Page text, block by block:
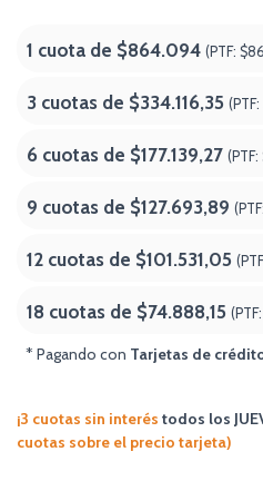
1 cuota de $864.094 (PTF:
3 cuotas de $334.116,35 (PTF:
6 cuotas de $177.139,27 (PTF:
9 cuotas de $127.693,89 (PTF:
12 cuotas de $101.531,05
18 cuotas de $74.888,15 (PTF:
* Pagando con Tarjetas de
¡3 cuotas sin interés todos los
cuotas sobre el precio tarjeta)